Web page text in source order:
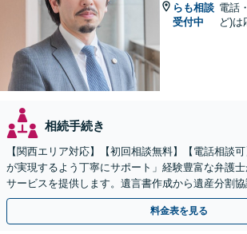
らも相談
受付中
電話
ど)は
相続手続き
【関西エリア対応】【初回相談無料】【電話相談
が実現するよう丁寧にサポート」経験豊富な弁護
サービスを提供します。遺言書作成から遺産分割
「他士業と連携してスムーズな解決」【休日・夜
料金表を見る